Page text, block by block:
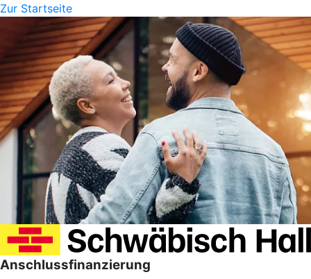
Zur Startseite
Anschlussfinanzierung